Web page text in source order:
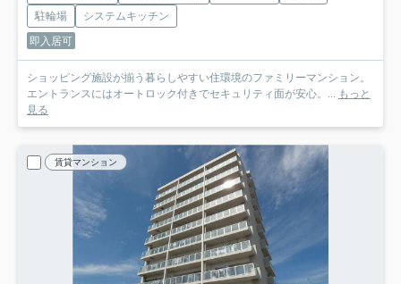
駐輪場
システムキッチン
即入居可
ショッピング施設が揃う暮らしやすい住環境のファミリーマンション。
エントランスにはオートロック付きでセキュリティ面が安心。... もっと
見る
賃貸マンション